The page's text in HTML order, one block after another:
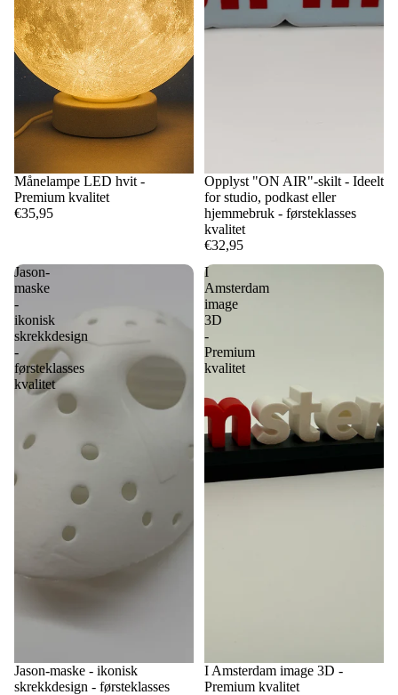
Månelampe LED hvit -
Premium kvalitet
€35,95
Opplyst "ON AIR"-skilt - Ideelt
for studio, podkast eller
hjemmebruk - førsteklasses
kvalitet
€32,95
Jason-
maske
-
ikonisk
skrekkdesign
-
førsteklasses
kvalitet
Jason-maske - ikonisk
skrekkdesign - førsteklasses
I
Amsterdam
image
3D
-
Premium
kvalitet
I Amsterdam image 3D -
Premium kvalitet